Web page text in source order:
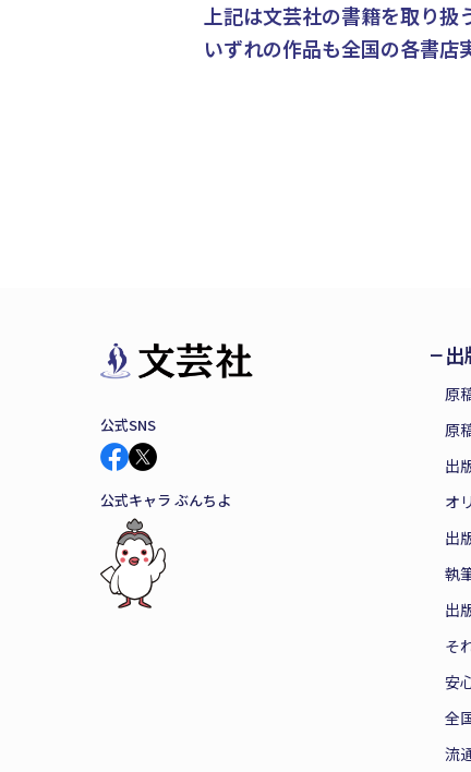
上記は文芸社の書籍を取り扱
いずれの作品も全国の各書店
公式SNS
公式キャラ ぶんちよ
原
原
出
オ
出
執
出
そ
安
全
流